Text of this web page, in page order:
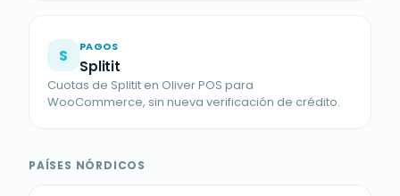
S PAGOS
Splitit
Cuotas de Splitit en Oliver POS para
WooCommerce, sin nueva verificación de crédito.
PAÍSES NÓRDICOS